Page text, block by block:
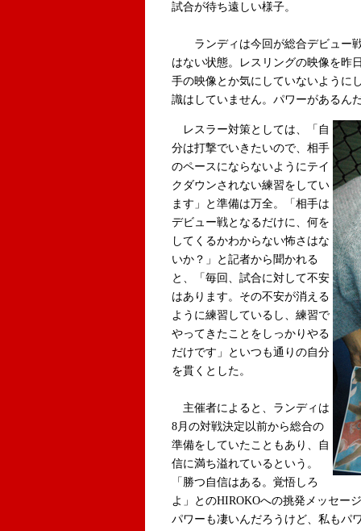
試合が待ち遠しい様子。
ランディは今回が総合デビュー戦
はない状態。レスリングの映像を昨
手の映像とか気にしていないように
識はしていません。パワーがあるん
レスラー対策としては、「自
分は打撃でいきたいので、相手
のペースにならないようにテイ
クダウンされない練習をしてい
ます」と準備は万全。「相手は
デビュー戦となるだけに、何を
してくるかわからない怖さはな
いか？」と記者から聞かれる
と、「毎回、試合に対して不安
はあります。その不安が消える
ように練習しているし、練習で
やってきたことをしっかりやる
だけです」といつも通りの自分
を貫くとした。
主催者によると、ランディは
8月の対戦決定以前から総合の
準備をしていたこともあり、自
信に満ち溢れているという。
「勝つ自信はある。覚悟しろ
よ」とのHIROKOへの挑発メッセー
パワーも凄いんだろうけど、私もパ